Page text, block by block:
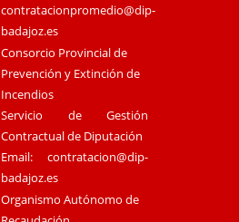
contratacionpromedio@dip-
badajoz.es
Consorcio Provincial de
Prevención y Extinción de
Incendios
Servicio de Gestión
Contractual de Diputación
Email:contratacion@dip-
badajoz.es
Organismo Autónomo de